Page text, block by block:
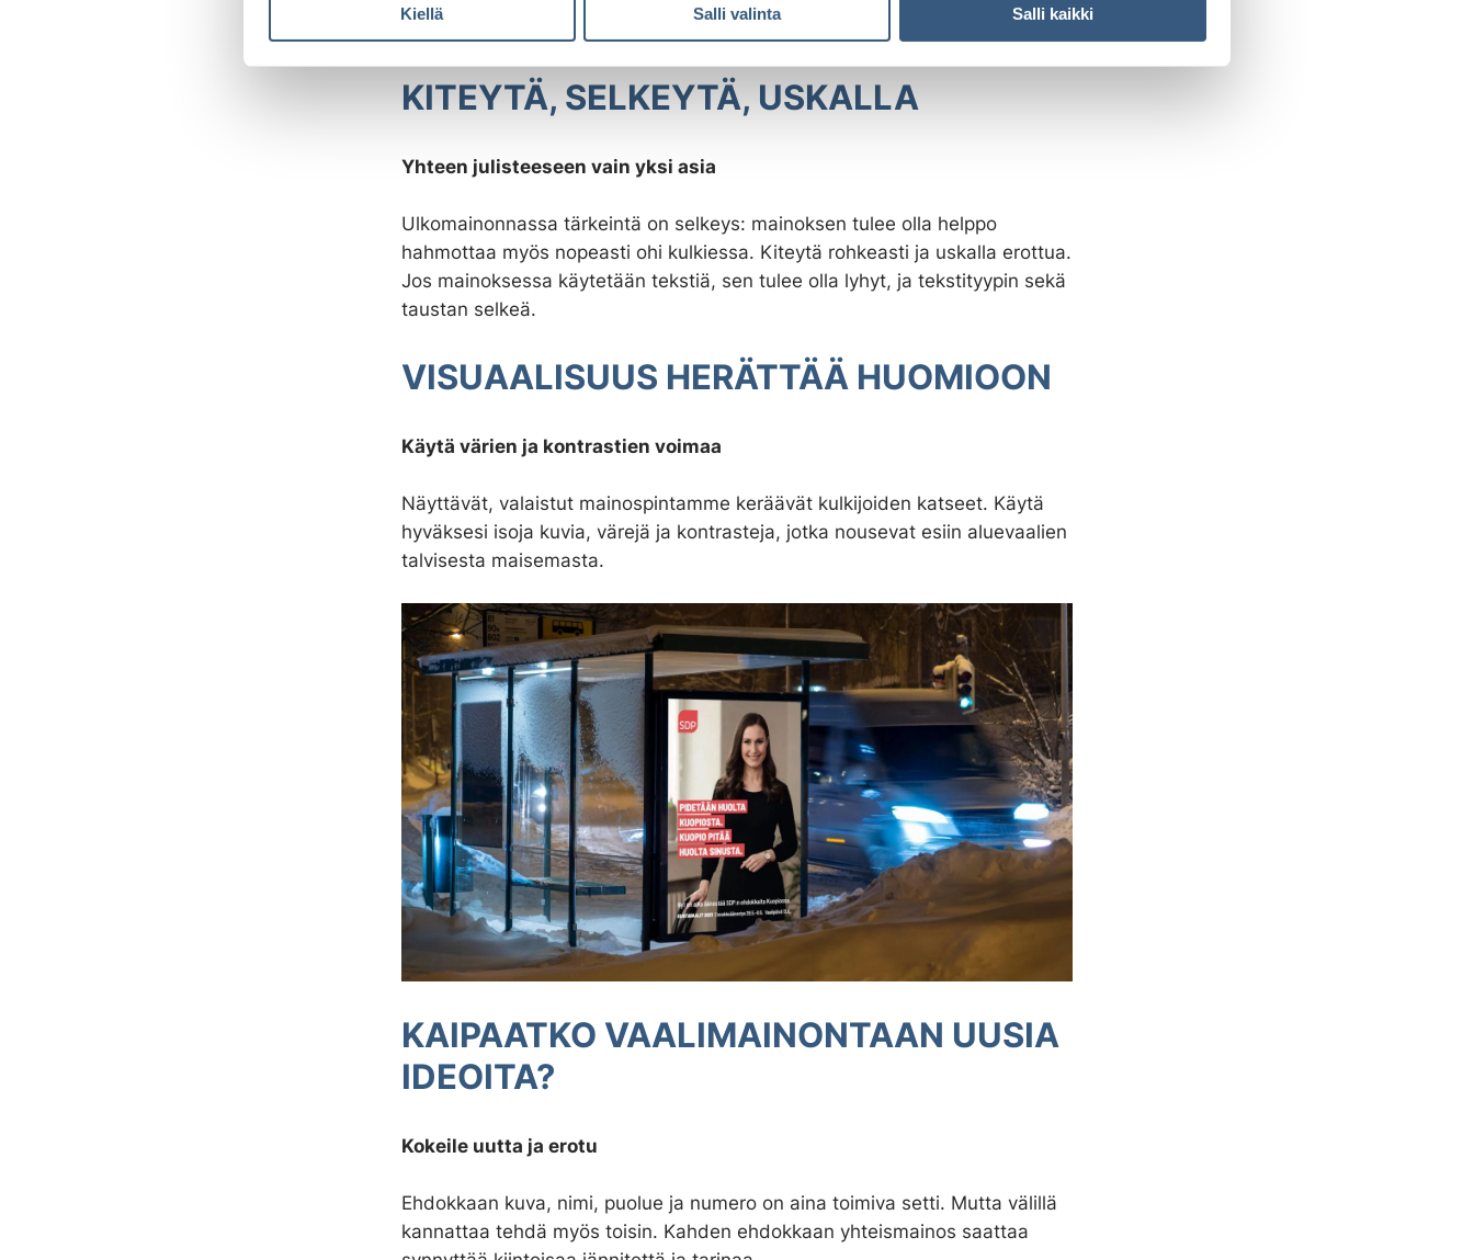
k
Kiellä Salli valinta Salli kaikki
KITEYTÄ, SELKEYTÄ, USKALLA
Yhteen julisteeseen vain yksi asia
Ulkomainonnassa tärkeintä on selkeys: mainoksen tulee olla helppo
hahmottaa myös nopeasti ohi kulkiessa. Kiteytä rohkeasti ja uskalla erottua.
Jos mainoksessa käytetään tekstiä, sen tulee olla lyhyt, ja tekstityypin sekä
taustan selkeä.
VISUAALISUUS HERÄTTÄÄ HUOMIOON
Käytä värien ja kontrastien voimaa
Näyttävät, valaistut mainospintamme keräävät kulkijoiden katseet. Käytä
hyväksesi isoja kuvia, värejä ja kontrasteja, jotka nousevat esiin aluevaalien
talvisesta maisemasta.
KAIPAATKO VAALIMAINONTAAN UUSIA
IDEOITA?
Kokeile uutta ja erotu
Ehdokkaan kuva, nimi, puolue ja numero on aina toimiva setti. Mutta välillä
kannattaa tehdä myös toisin. Kahden ehdokkaan yhteismainos saattaa